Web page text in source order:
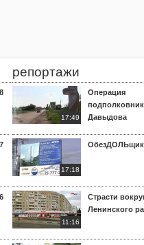
репортажи
17:49
Операция
Давыдова
17:18
11:16
Страсти
Ленинского